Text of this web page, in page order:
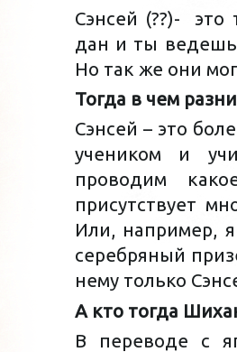
Сэнсей (??)- это
дан и ты ведешь
Но так же они
Тогда в чем
Сэнсей – это
учеником и
проводим
присутствует
Или, например,
серебряный
нему только
А кто тогда
В переводе с